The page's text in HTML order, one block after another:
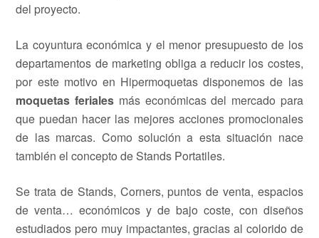
del proyecto.
La coyuntura económica y el menor presupuesto de los
departamentos de marketing obliga a reducir los costes,
por este motivo en Hipermoquetas disponemos de las
moquetas feriales más económicas del mercado para
que puedan hacer las mejores acciones promocionales
de las marcas. Como solución a esta situación nace
también el concepto de Stands Portatiles.
Se trata de Stands, Corners, puntos de venta, espacios
de venta… económicos y de bajo coste, con diseños
estudiados pero muy impactantes, gracias al colorido de